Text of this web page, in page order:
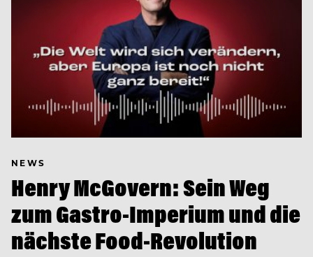
NEWS
Henry McGovern: Sein Weg
zum Gastro-Imperium und die
nächste Food-Revolution